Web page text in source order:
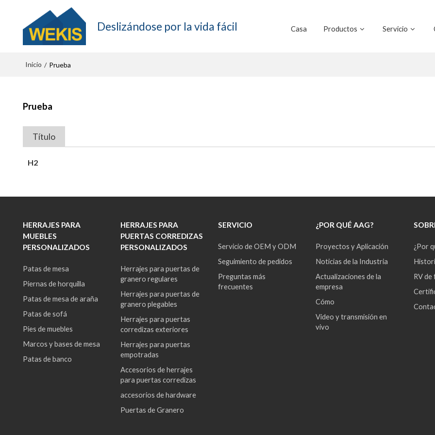
Deslizándose por la vida fácil Casa Productos Servicio
Inicio / Prueba
Prueba
Título
H2
HERRAJES PARA
MUEBLES
PERSONALIZADOS
Patas de mesa
Piernas de horquilla
Patas de mesa de araña
Patas de sofá
Pies de muebles
Marcos y bases de mesa
Patas de banco
HERRAJES PARA
PUERTAS CORREDIZAS
PERSONALIZADOS
Herrajes para puertas de
granero regulares
Herrajes para puertas de
granero plegables
Herrajes para puertas
corredizas exteriores
Herrajes para puertas
empotradas
Accesorios de herrajes
para puertas corredizas
accesorios de hardware
Puertas de Granero
SERVICIO
Servicio de OEM y ODM
Seguimiento de pedidos
Preguntas más
frecuentes
¿POR QUÉ AAG?
Proyectos y Aplicación
Noticias de la Industria
Actualizaciones de la
empresa
Cómo
Video y transmisión en
vivo
¿Por
RV de